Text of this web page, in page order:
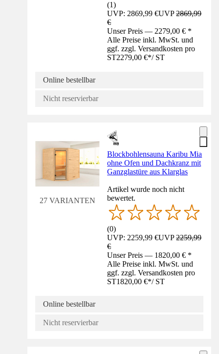
(1)
UVP: 2869,99 €UVP2869,99
€
Unser Preis — 2279,00 € *
Alle Preise inkl. MwSt. und
ggf. zzgl. Versandkosten pro
ST2279,00 €*/ ST
Online bestellbar
Nicht reservierbar
27 VARIANTEN
Blockbohlensauna Karibu Mia
ohne Ofen und Dachkranz mit
Ganzglastüre aus Klarglas
Artikel wurde noch nicht
bewertet.
(0)
UVP: 2259,99 €UVP2259,99
€
Unser Preis — 1820,00 € *
Alle Preise inkl. MwSt. und
ggf. zzgl. Versandkosten pro
ST1820,00 €*/ ST
Online bestellbar
Nicht reservierbar